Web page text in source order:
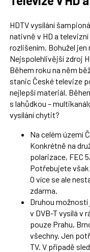
HDTV vysílání
nativně v HD a
rozlišením. Bohužel
Nejspolehlivější zdroj
Během roku na něm
stanic České televize
nejlepší materiál.
s lahůdkou –
vysílání chytit?
Na celém území
Konkrétně na
polarizace, FEC
Potřebujete
O více se ale
zdarma.
Druhou možností
v DVB-T vysílá v
pouze Prahu,
všechny. Jen
TV. V případě